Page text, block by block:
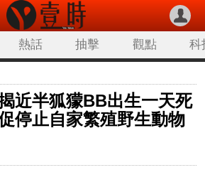
熱話 抽擊 觀點 科
近半狐獴BB出生一天死
停止自家繁殖野生動物